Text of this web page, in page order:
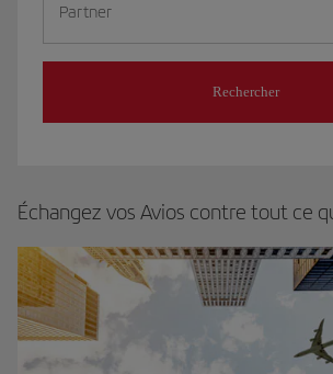
Partner
Rechercher
Échangez vos Avios contre tout ce